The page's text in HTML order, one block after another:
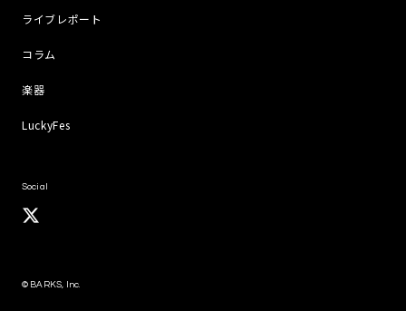
ライブレポート
コラム
楽器
LuckyFes
Social
© BARKS, Inc.